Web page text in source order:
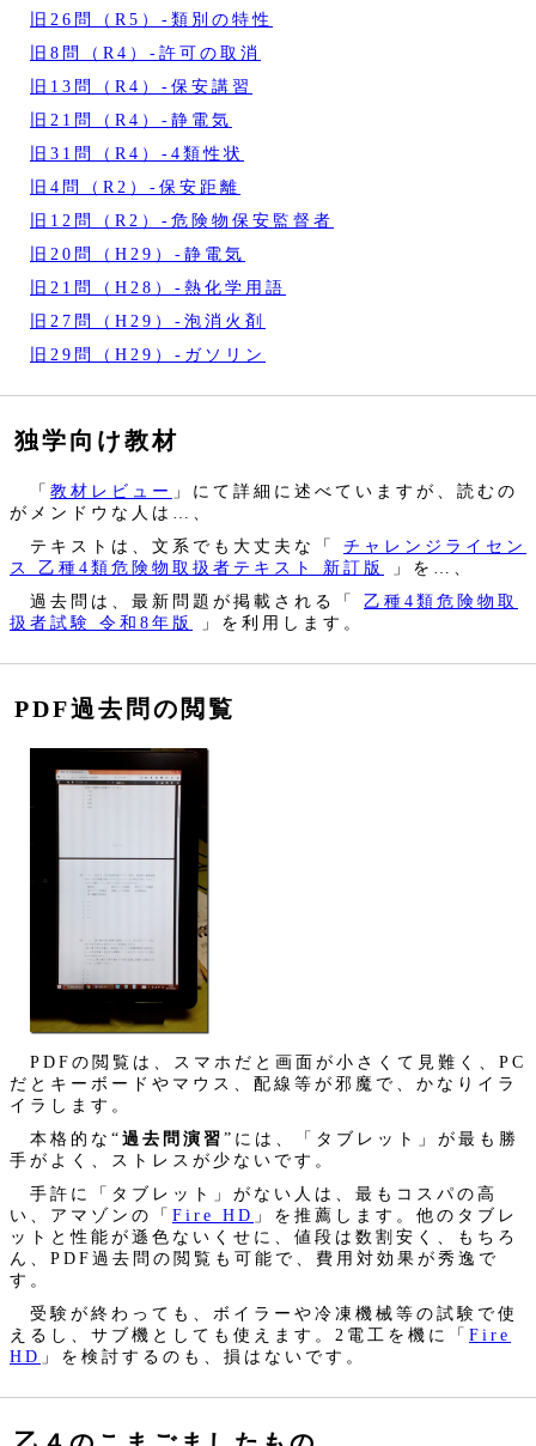
旧26問（R5）‐類別の特性
旧8問（R4）‐許可の取消
旧13問（R4）‐保安講習
旧21問（R4）‐静電気
旧31問（R4）‐4類性状
旧4問（R2）‐保安距離
旧12問（R2）‐危険物保安監督者
旧20問（H29）‐静電気
旧21問（H28）‐熱化学用語
旧27問（H29）‐泡消火剤
旧29問（H29）‐ガソリン
独学向け教材
「 教材レビュー 」にて詳細に述べていますが、読むの
がメンドウな人は…、
テキストは、文系でも大丈夫な「
チャレンジライセン
ス 乙種4類危険物取扱者テキスト 新訂版
」を…、
過去問は、最新問題が掲載される「
乙種4類危険物取
扱者試験 令和8年版
」を利用します。
PDF過去問の閲覧
PDFの閲覧は、スマホだと画面が小さくて見難く、PC
だとキーボードやマウス、配線等が邪魔で、かなりイラ
イラします。
本格的な“過去問演習”には、「タブレット」が最も勝
手がよく、ストレスが少ないです。
手許に「タブレット」がない人は、最もコスパの高
い、アマゾンの「 Fire HD 」を推薦します。他のタブレ
ットと性能が遜色ないくせに、値段は数割安く、もちろ
ん、PDF過去問の閲覧も可能で、費用対効果が秀逸で
す。
受験が終わっても、ボイラーや冷凍機械等の試験で使
えるし、サブ機としても使えます。2電工を機に「 Fire
HD 」を検討するのも、損はないです。